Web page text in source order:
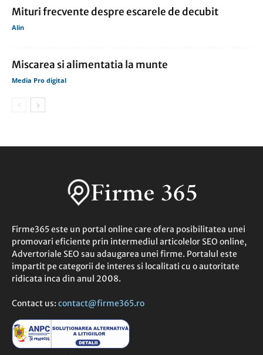
Mituri frecvente despre escarele de decubit
Alin
Miscarea si alimentatia la munte
Media Pro digital
Firme365 este un portal online care ofera posibilitatea unei
promovari eficiente prin intermediul articolelor SEO online,
Advertoriale SEO sau adaugarea unei firme. Portalul este
impartit pe categorii de interes si localitati cu o autoritate
ridicata inca din anul 2008.
Contact us: contact@firme365.ro